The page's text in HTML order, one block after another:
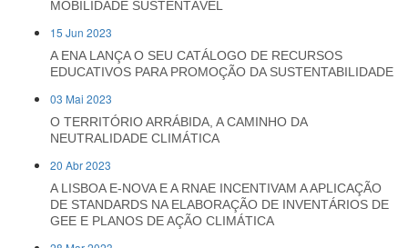
MOBILIDADE SUSTENTÁVEL
15 Jun 2023
A ENA LANÇA O SEU CATÁLOGO DE RECURSOS
EDUCATIVOS PARA PROMOÇÃO DA SUSTENTABILIDADE
03 Mai 2023
O TERRITÓRIO ARRÁBIDA, A CAMINHO DA
NEUTRALIDADE CLIMÁTICA
20 Abr 2023
A LISBOA E-NOVA E A RNAE INCENTIVAM A APLICAÇÃO
DE STANDARDS NA ELABORAÇÃO DE INVENTÁRIOS DE
GEE E PLANOS DE AÇÃO CLIMÁTICA